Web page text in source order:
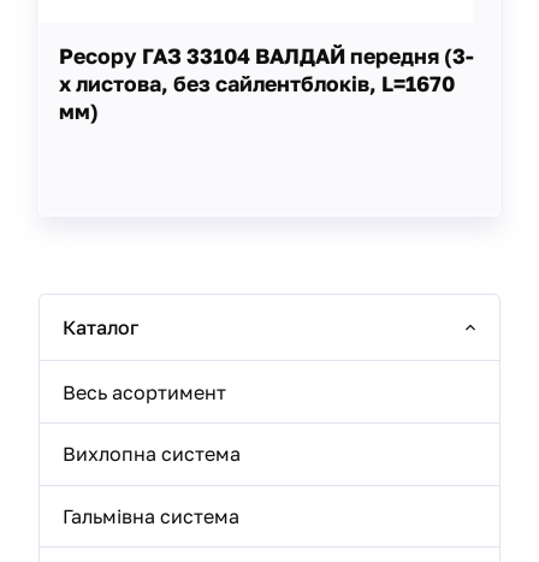
Ресору ГАЗ 33104 ВАЛДАЙ передня (3-
х листова, без сайлентблоків, L=1670
мм)
Каталог
Весь асортимент
Вихлопна система
Гальмівна система